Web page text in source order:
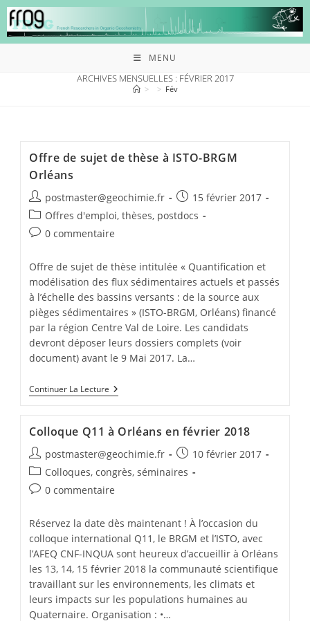
MENU
ARCHIVES MENSUELLES : FÉVRIER 2017
> > Fév
Offre de sujet de thèse à ISTO-BRGM
Orléans
postmaster@geochimie.fr
15 février 2017
Offres d'emploi, thèses, postdocs
0 commentaire
Offre de sujet de thèse intitulée « Quantification et
modélisation des flux sédimentaires actuels et passés
à l’échelle des bassins versants : de la source aux
pièges sédimentaires » (ISTO-BRGM, Orléans) financé
par la région Centre Val de Loire. Les candidats
devront déposer leurs dossiers complets (voir
document) avant le 9 Mai 2017. La…
Continuer La Lecture
Colloque Q11 à Orléans en février 2018
postmaster@geochimie.fr
10 février 2017
Colloques, congrès, séminaires
0 commentaire
Réservez la date dès maintenant ! À l’occasion du
colloque international Q11, le BRGM et l’ISTO, avec
l’AFEQ CNF-INQUA sont heureux d’accueillir à Orléans
les 13, 14, 15 février 2018 la communauté scientifique
travaillant sur les environnements, les climats et
leurs impacts sur les populations humaines au
Quaternaire. Organisation : •…